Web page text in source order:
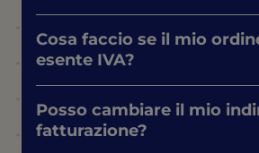
Cosa faccio se il mio
esente IVA?
Posso cambiare il mio
fatturazione?